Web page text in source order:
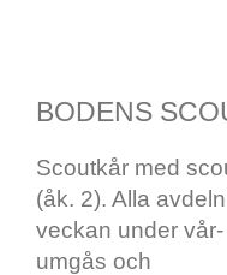
BODENS
Scoutkår med
(åk. 2). Alla
veckan under
umgås och